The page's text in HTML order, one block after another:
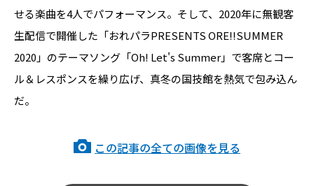
せる楽曲を4人でパフォーマンス。そして、2020年に無観客
生配信で開催した「おれパラPRESENTS ORE!!SUMMER
2020」のテーマソング「Oh! Let's Summer」で客席とコー
ル＆レスポンスを繰り広げ、真冬の国技館を熱気で包み込ん
だ。
この記事の全ての画像を見る